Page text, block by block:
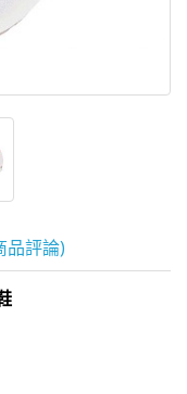
品評論)